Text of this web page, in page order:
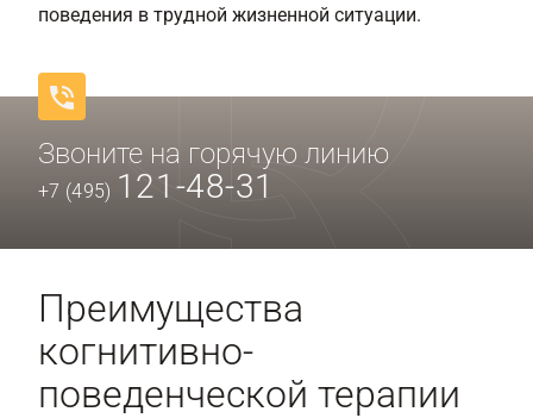
поведения в трудной жизненной ситуации.
Звоните на горячую линию
+7 (495) 121-48-31
Преимущества
когнитивно-
поведенческой терапии